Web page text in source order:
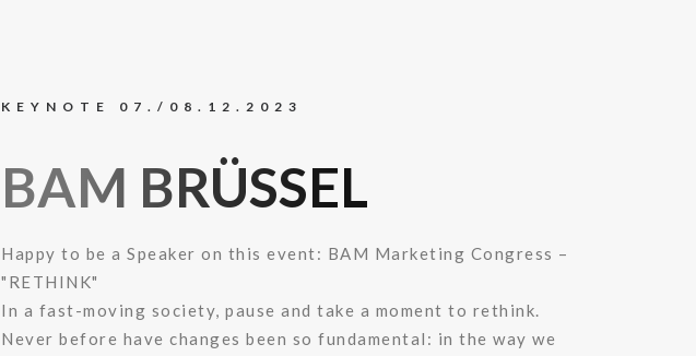
KEYNOTE 07./08.12.2023
BAM BRÜSSEL
Happy to be a Speaker on this event: BAM Marketing Congress –
"RETHINK"
In a fast-moving society, pause and take a moment to rethink.
Never before have changes been so fundamental: in the way we